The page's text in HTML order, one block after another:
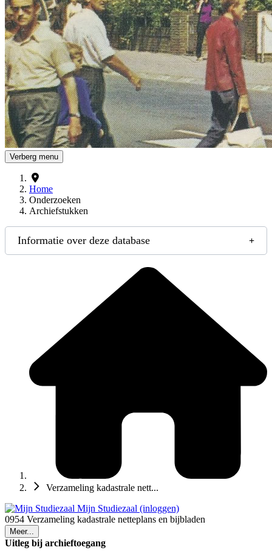
Verberg menu
Home
Onderzoeken
Archiefstukken
Informatie over deze database
Verzameling kadastrale nett...
Mijn Studiezaal (inloggen)
0954 Verzameling kadastrale netteplans en bijbladen
Meer...
Uitleg bij archieftoegang